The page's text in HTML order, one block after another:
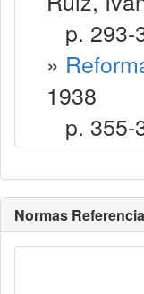
p. 293-
»
1938
p. 355-
Normas